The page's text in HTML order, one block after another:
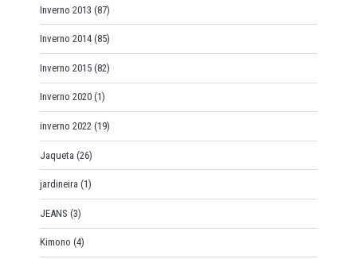
Inverno 2013 (87)
Inverno 2014 (85)
Inverno 2015 (82)
Inverno 2020 (1)
inverno 2022 (19)
Jaqueta (26)
jardineira (1)
JEANS (3)
Kimono (4)